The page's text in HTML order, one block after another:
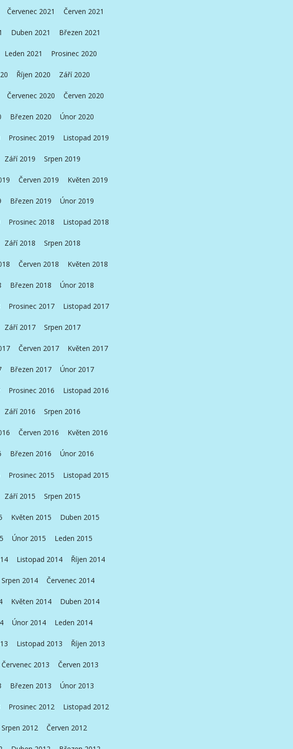
Červenec 2021 Červen 2021
Duben 2021 Březen 2021
Leden 2021 Prosinec 2020
Říjen 2020 Září 2020
Červenec 2020 Červen 2020
Březen 2020 Únor 2020
Prosinec 2019 Listopad 2019
Září 2019 Srpen 2019
Červen 2019 Květen 2019
Březen 2019 Únor 2019
Prosinec 2018 Listopad 2018
Září 2018 Srpen 2018
Červen 2018 Květen 2018
Březen 2018 Únor 2018
Prosinec 2017 Listopad 2017
Září 2017 Srpen 2017
Červen 2017 Květen 2017
Březen 2017 Únor 2017
Prosinec 2016 Listopad 2016
Září 2016 Srpen 2016
Červen 2016 Květen 2016
Březen 2016 Únor 2016
Prosinec 2015 Listopad 2015
Září 2015 Srpen 2015
Květen 2015 Duben 2015
Únor 2015 Leden 2015
Listopad 2014 Říjen 2014
Srpen 2014 Červenec 2014
Květen 2014 Duben 2014
Únor 2014 Leden 2014
Listopad 2013 Říjen 2013
Červenec 2013 Červen 2013
Březen 2013 Únor 2013
Prosinec 2012 Listopad 2012
Srpen 2012 Červen 2012